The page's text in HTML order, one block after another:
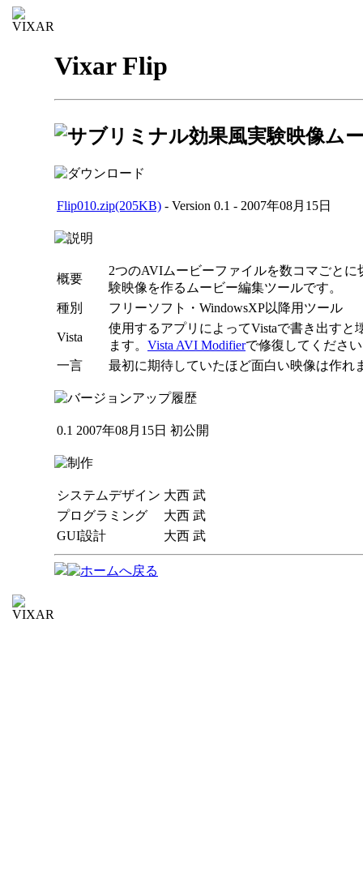
Vixar Flip
Flip010.zip(205KB) - Version 0.1 - 2007年08月15日
概要
2つのAVIムービーファイルを数コマごと
験映像を作るムービー編集ツールです。
種別
フリーソフト・WindowsXP以降用ツール
Vista
使用するアプリによってVistaで書き出す
ます。 Vista AVI Modifierで修復してくださ
一言
最初に期待していたほど面白い映像は作れ
0.1 2007年08月15日 初公開
システムデザイン 大西 武
プログラミング
大西 武
GUI設計
大西 武